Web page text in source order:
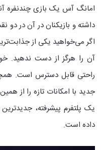
امانگ آس یک بازی چندنفره
داشته و بازیکنان در آن در دو
اگر می‌خواهید یکی از
آن را هرگز از دست ندهید.
راحتی قابل دسترس است.
جدید با امکانات تازه را از
یک پلتفرم پیشرفته، جدیدترین
داده است.